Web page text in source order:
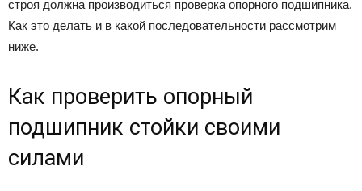
строя должна производиться проверка опорного подшипника.
Как это делать и в какой последовательности рассмотрим
ниже.
Как проверить опорный
подшипник стойки своими
силами